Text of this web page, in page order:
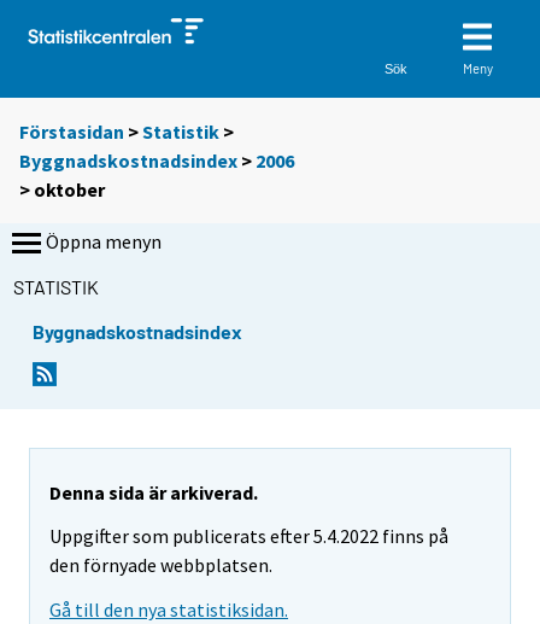
Sök Meny
Förstasidan >Statistik >
Byggnadskostnadsindex > 2006
> oktober
Öppna menyn
STATISTIK
Byggnadskostnadsindex
Denna sida är arkiverad.
Uppgifter som publicerats efter 5.4.2022 finns på
den förnyade webbplatsen.
Gå till den nya statistiksidan.